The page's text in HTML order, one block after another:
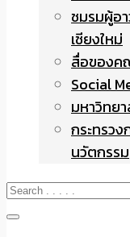
ชมรมผู้อ
เชียงใหม่
สื่อของค
Social
มหาวิทย
กระทรว
นวัตกรรม